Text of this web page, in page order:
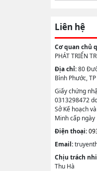
Liên hệ
Cơ quan chủ
PHÁT TRIỂN
Địa chỉ:80
Bình Phước,
Giấy chứng
0313298472
Sở Kế hoạch
Minh cấp
Điện thoại:
Email:
Chịu trách
Thu Hà